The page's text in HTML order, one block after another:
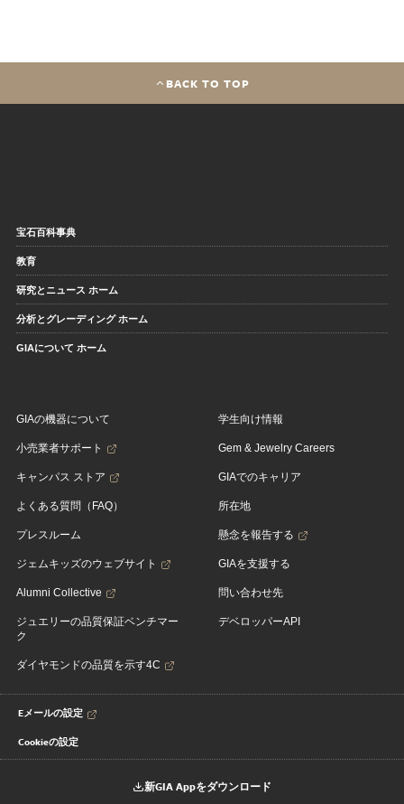
BACK TO TOP
宝石百科事典
教育
研究とニュース ホーム
分析とグレーディング ホーム
GIAについて ホーム
GIAの機器について
小売業者サポート
キャンパス ストア
よくある質問（FAQ）
プレスルーム
ジェムキッズのウェブサイト
Alumni Collective
ジュエリーの品質保証ベンチマー
ク
ダイヤモンドの品質を示す4C
学生向け情報
Gem & Jewelry Careers
GIAでのキャリア
所在地
懸念を報告する
GIAを支援する
問い合わせ先
デベロッパーAPI
Eメールの設定
Cookieの設定
新GIA Appをダウンロード